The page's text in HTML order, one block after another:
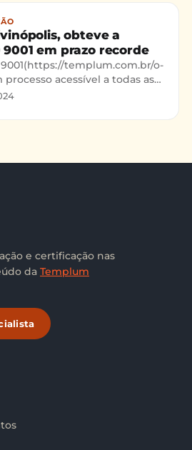
obteve a
em prazo recorde
templum.com.br/o-
acessível a todas as
do setor de atuação,
e certificação nas
da Templum